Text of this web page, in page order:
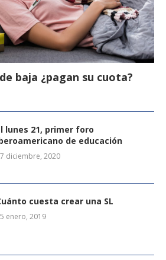
baja ¿pagan su cuota?
lunes 21, primer foro
de educación
diciembre, 2020
cuesta crear una SL
enero, 2019